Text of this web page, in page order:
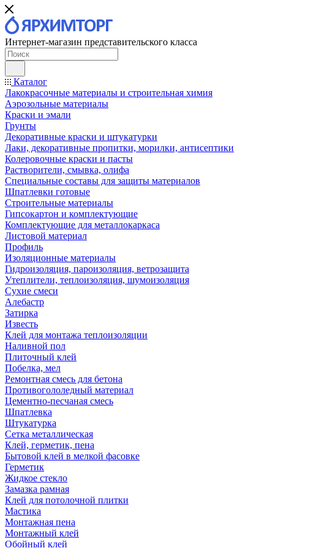
Интернет-магазин представительского класса
Каталог
Лакокрасочные материалы и строительная химия
Аэрозольные материалы
Краски и эмали
Грунты
Декоративные краски и штукатурки
Лаки, декоративные пропитки, морилки, антисептики
Колеровочные краски и пасты
Растворители, смывка, олифа
Специальные составы для защиты материалов
Шпатлевки готовые
Строительные материалы
Гипсокартон и комплектующие
Комплектующие для металлокаркаса
Листовой материал
Профиль
Изоляционные материалы
Гидроизоляция, пароизоляция, ветрозащита
Утеплители, теплоизоляция, шумоизоляция
Сухие смеси
Алебастр
Затирка
Известь
Клей для монтажа теплоизоляции
Наливной пол
Плиточный клей
Побелка, мел
Ремонтная смесь для бетона
Противогололедный материал
Цементно-песчаная смесь
Шпатлевка
Штукатурка
Сетка металлическая
Клей, герметик, пена
Бытовой клей в мелкой фасовке
Герметик
Жидкое стекло
Замазка рамная
Клей для потолочной плитки
Мастика
Монтажная пена
Монтажный клей
Обойный клей